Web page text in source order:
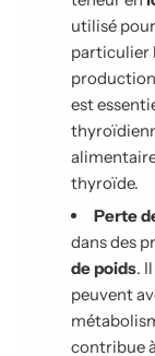
utilisé
particulier
production
est
thyroïde.
Perte
dans des
de poids.
peuvent
contribue